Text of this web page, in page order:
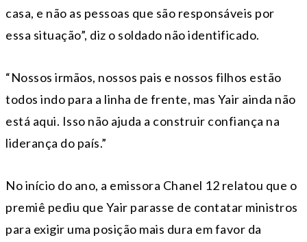
casa, e não as pessoas que são responsáveis por
essa situação”, diz o soldado não identificado.
“Nossos irmãos, nossos pais e nossos filhos estão
todos indo para a linha de frente, mas Yair ainda não
está aqui. Isso não ajuda a construir confiança na
liderança do país.”
No início do ano, a emissora Chanel 12 relatou que o
premiê pediu que Yair parasse de contatar ministros
para exigir uma posição mais dura em favor da